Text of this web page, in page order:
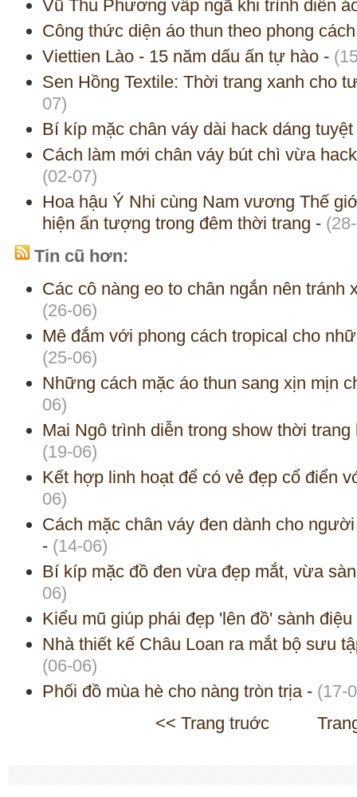
Vũ Thu Phương vấp ngã khi trình diễn
Công thức diện áo thun theo phong
Viettien Lào - 15 năm dấu ấn tự hào -
Sen Hồng Textile: Thời trang xanh cho
07)
Bí kíp mặc chân váy dài hack dáng tuyệt
Cách làm mới chân váy bút chì vừa
(02-07)
Hoa hậu Ý Nhi cùng Nam vương Thế
hiện ấn tượng trong đêm thời trang -
Tin cũ hơn:
Các cô nàng eo to chân ngắn nên tránh
(26-06)
Mê đắm với phong cách tropical cho
(25-06)
Những cách mặc áo thun sang xịn mịn
06)
Mai Ngô trình diễn trong show thời
(19-06)
Kết hợp linh hoạt để có vẻ đẹp cổ điển
06)
Cách mặc chân váy đen dành cho
- (14-06)
Bí kíp mặc đồ đen vừa đẹp mắt, vừa
06)
Kiểu mũ giúp phái đẹp 'lên đồ' sành điệu
Nhà thiết kế Châu Loan ra mắt bộ sưu
(06-06)
Phối đồ mùa hè cho nàng tròn trịa- (17-
<< Trang truớc